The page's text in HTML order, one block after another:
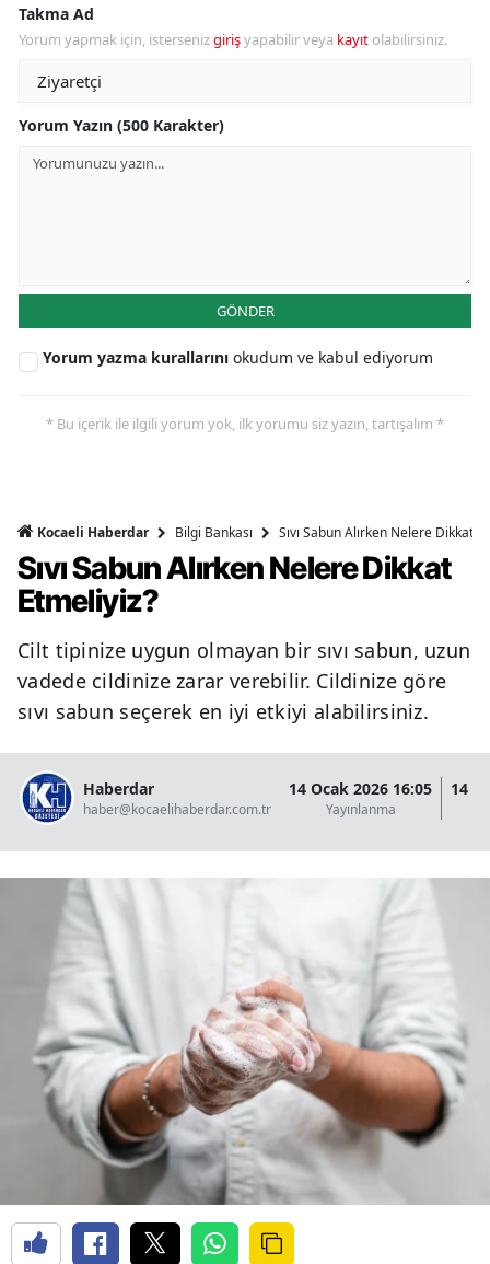
Takma Ad
Yorum yapmak için, istersenizgirişyapabilir veya kayıt olabilirsiniz.
Yorum Yazın (500 Karakter)
GÖNDER
Yorum yazma kurallarını okudum ve kabul ediyorum
* Bu içerik ile ilgili yorum yok, ilk yorumu siz yazın, tartışalım *
Kocaeli Haberdar Bilgi Bankası Sıvı Sabun Alırken Nelere Dikkat
Sıvı Sabun Alırken Nelere Dikkat
Etmeliyiz?
Cilt tipinize uygun olmayan bir sıvı sabun, uzun
vadede cildinize zarar verebilir. Cildinize göre
sıvı sabun seçerek en iyi etkiyi alabilirsiniz.
Haberdar
haber@kocaelihaberdar.com.tr
14 Ocak 2026 16:05
Yayınlanma
14